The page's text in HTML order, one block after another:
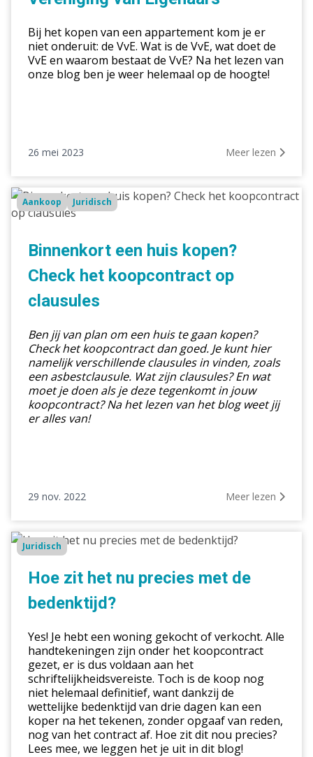
Bij het kopen van een appartement kom je er
niet onderuit: de VvE. Wat is de VvE, wat doet de
VvE en waarom bestaat de VvE? Na het lezen van
onze blog ben je weer helemaal op de hoogte!
26 mei 2023 Meer lezen
Binnenkort
een
kopen?
koopcontract
clausules
Aankoop Juridisch
Binnenkort een huis kopen?
Check het koopcontract op
clausules
Ben jij van plan om een huis te gaan kopen?
Check het koopcontract dan goed. Je kunt hier
namelijk verschillende clausules in vinden, zoals
een asbestclausule. Wat zijn clausules? En wat
moet je doen als je deze tegenkomt in jouw
koopcontract? Na het lezen van het blog weet jij
er alles van!
29 nov. 2022 Meer lezen
Hoe
zit
precies
bedenktijd?
Juridisch
Hoe zit het nu precies met de
bedenktijd?
Yes! Je hebt een woning gekocht of verkocht. Alle
handtekeningen zijn onder het koopcontract
gezet, er is dus voldaan aan het
schriftelijkheidsvereiste. Toch is de koop nog
niet helemaal definitief, want dankzij de
wettelijke bedenktijd van drie dagen kan een
koper na het tekenen, zonder opgaaf van reden,
nog van het contract af. Hoe zit dit nou precies?
Lees mee, we leggen het je uit in dit blog!